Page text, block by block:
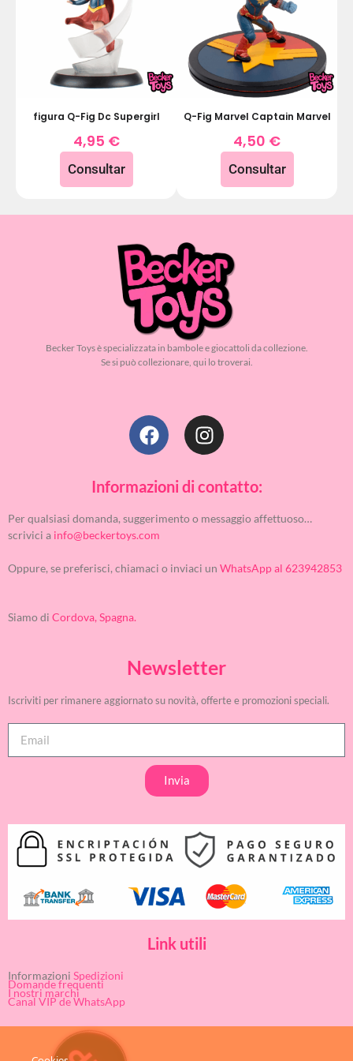
figura Q-Fig Dc Supergirl
4,95 €
Consultar
Q-Fig Marvel Captain Marvel
4,50 €
Consultar
Becker Toys è specializzata in bambole e giocattoli da collezione.
Se si può collezionare, qui lo troverai.
Informazioni di contatto:
Per qualsiasi domanda, suggerimento o messaggio affettuoso…
scrivici a info@beckertoys.com
Oppure, se preferisci, chiamaci o inviaci un WhatsApp al 623942853
Siamo di Cordova, Spagna.
Newsletter
Iscriviti per rimanere aggiornato su novità, offerte e promozioni speciali.
Invia
Link utili
Informazioni Spedizioni
Domande frequenti
I nostri marchi
Canal VIP de WhatsApp